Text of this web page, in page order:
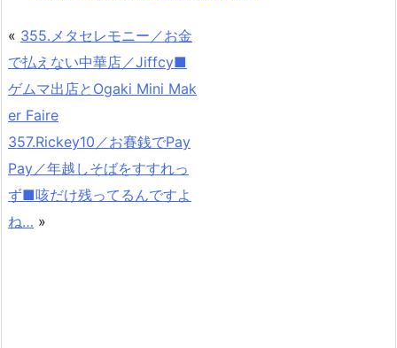
« 355.メタセレモニー／お金
で払えない中華店／Jiffcy■
ゲムマ出店とOgaki Mini Mak
er Faire
357.Rickey10／お賽銭でPay
Pay／年越しそばをすすれっ
ず■咳だけ残ってるんですよ
ね… »